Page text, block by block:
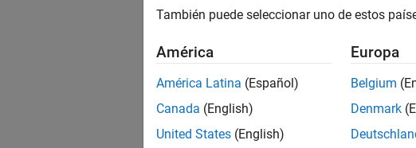
También puede seleccionar uno de estos
América
América Latina (Español)
Canada (English)
United States (English)
Europa
Belgium
Denmark